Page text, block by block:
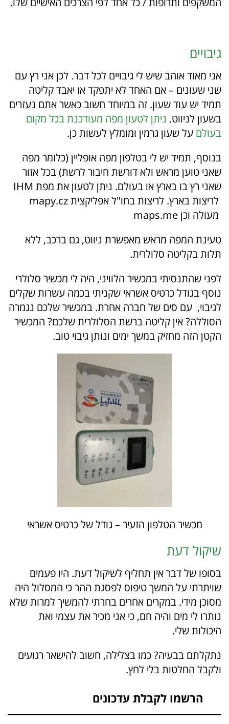
גיבויים
אני מאוד אוהב שיש לי גיבויים לכל דבר. לכן אני רץ עם
שני שעונים – אם האחד לא יתפקד או יאבד קליטה
תמיד יש עוד שעון. זה במיוחד חשוב כאשר אתם נעזרים
בשעון לניווט. ניתן לטעון מפה מעודכנת בכל מקום
בעולם על שעון גרמין ומומלץ לעשות כן.
בנוסף, תמיד יש לי בטלפון מפה אופליין (כלומר מפה
שאני טוען מראש ולא דורשת חיבור לרשת) בכל אזור
שאני רץ בו בארץ או בעולם. ניתן לטעון את מפת IHM
לריצות בארץ. לריצות בחו"ל אפליקצית mapy.cz
מעולה וכן maps.me
טעינת המפה מראש מאפשרת ניווט, גם ברכב, ללא
תלות בקליטה סלולרית.
לפני שהתנסיתי במכשיר הלוויני, היה לי מכשיר סלולרי
נוסף בגודל כרטיס אשראי שקניתי בכמה עשרות שקלים
לגיבוי, עם סים של חברה אחרת. במכשיר שלכם נגמרה
הסוללה? אין קליטה ברשת הסלולרית שלכם? המכשיר
הקטן הזה מחזיק במשך ימים ונותן גיבוי טוב.
מכשיר הטלפון הזעיר – גודל של כרטיס אשראי
שיקול דעת
בסופו של דבר אין תחליף לשיקול דעת. היו פעמים
שויתרתי על המשך טיפוס לפסגת ההר כי המסלול היה
מסוכן מידי. במקרים אחרים בחרתי להמשיך למרות שלא
נותרו לי מים והיה חם, כי אני מכיר את עצמי ואת
היכולות שלי.
נתקלתם בבעיה? כמו בצלילה, חשוב להישאר רגועים
ולקבל החלטות בלי לחץ.
הרשמו לקבלת עדכונים